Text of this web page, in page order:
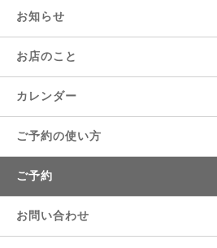
お知らせ
お店のこと
カレンダー
ご予約の使い方
ご予約
お問い合わせ